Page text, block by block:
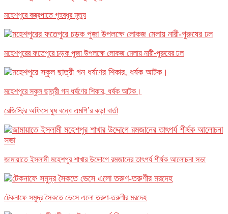
মহেশপুরে বজ্রপাতে গৃহবধূর মৃত্যু
মহেশপুরের ফতেপুরে চড়ক পুজা উপলক্ষে লোকজ মেলায় নারী-পুরুষের ঢল
মহেশপুরে স্কুল ছাত্রী গন ধর্ষণের শিকার, ধর্ষক আটক।
রেজিস্ট্রি অফিসে ঘুষ বন্ধে এমপি’র কড়া বার্তা
জামায়াতে ইসলামী মহেশপুর শাখার উদ্দোগে রমজানের তাৎপর্য শীর্ষক আলোচনা সভা
টেকনাফে সমুদ্র সৈকতে ভেসে এলো তরুণ-তরুণীর মরদেহ